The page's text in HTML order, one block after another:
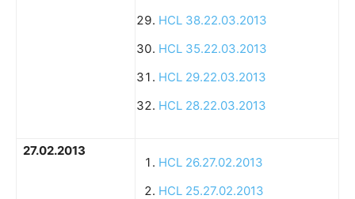
HCL 38.22.03.2013
HCL 35.22.03.2013
HCL 29.22.03.2013
HCL 28.22.03.2013
27.02.2013
HCL 26.27.02.2013
HCL 25.27.02.2013